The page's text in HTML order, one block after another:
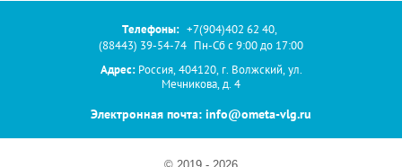
Телефоны: +7(904)402 62 40,
(88443) 39-54-74 Пн-Сб с 9:00 до 17:00
Адрес: Россия, 404120, г. Волжский, ул.
Мечникова, д. 4
Электронная почта: info@ometa-vlg.ru